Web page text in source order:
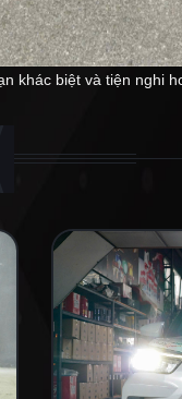
khác biệt và tiện nghi